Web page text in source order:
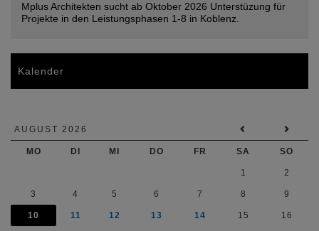
Mplus Architekten sucht ab Oktober 2026 Unterstüzung für
Projekte in den Leistungsphasen 1-8 in Koblenz.
Kalender
AUGUST 2026
MO DI MI DO FR SA SO
1 2
3 4 5 6 7 8 9
10 11 12 13 14 15 16